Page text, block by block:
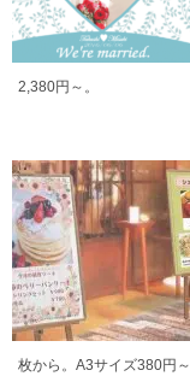
2,380円～。
枚から。A3サイズ380円～